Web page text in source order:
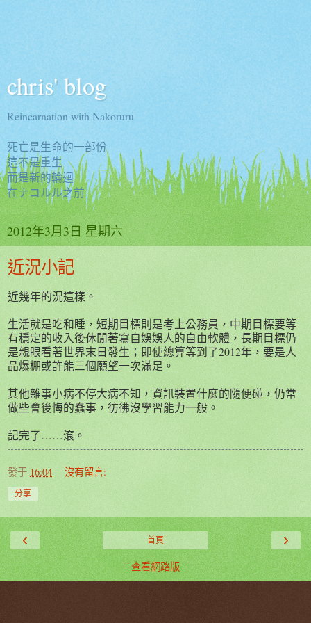
chris' blog
Reincarnation with Nakoruru
死亡是生命的一部份
這不是重生
而是新的輪迴
在ナコルル之前
2012年3月3日 星期六
近況小記
近幾年的況這樣。
生活就是吃和睡，短期目標則是考上公務員，中期目標要等
有穩定的收入後休閒著寫自娛娛人的自由軟體，長期目標仍
是親眼看著世界末日發生；即使總算等到了2012年，要是人
品爆棚或許能三個願望一次滿足。
其他雜事小病不停大病不知，資訊裝置什麼的隨便碰，仍常
做些會後悔的蠢事，彷彿沒學習能力一般。
記完了……滾。
發于 16:04 沒有留言:
分享
‹ ›
首頁
查看網路版